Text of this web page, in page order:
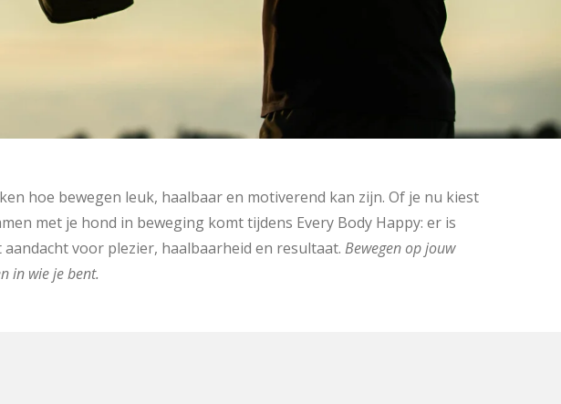
hoe bewegen leuk, haalbaar en motiverend kan zijn. Of je nu kiest
met je hond in beweging komt tijdens Every Body Happy: er is
voor plezier, haalbaarheid en resultaat. Bewegen op jouw
in wie je bent.